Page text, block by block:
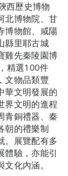
西歷史博物
北博物院、甘
博物館、咸陽
縣里耶古城
雞先秦陵園博
精選100件
文物品類豐
華文明發展的
界文明的進程
青銅禮器、秦
朝的禮樂制
。展覽配有多
體驗，亦能引
化內涵。